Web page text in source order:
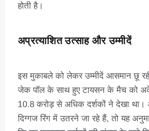
होती है।
अप्रत्याशित उत्साह और उम्मीदें
इस मुकाबले को लेकर उम्मीदें आसमान छू
जेक पॉल के साथ हुए टायसन के मैच को
10.8 करोड़ से अधिक दर्शकों ने देखा था।
दिग्गज रिंग में उतरने जा रहे हैं, तो यह